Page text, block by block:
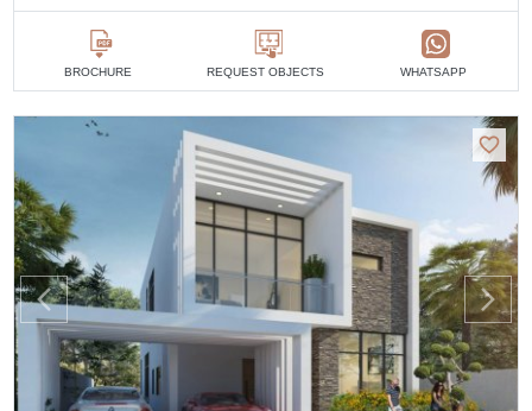
BROCHURE REQUEST OBJECTS WHATSAPP